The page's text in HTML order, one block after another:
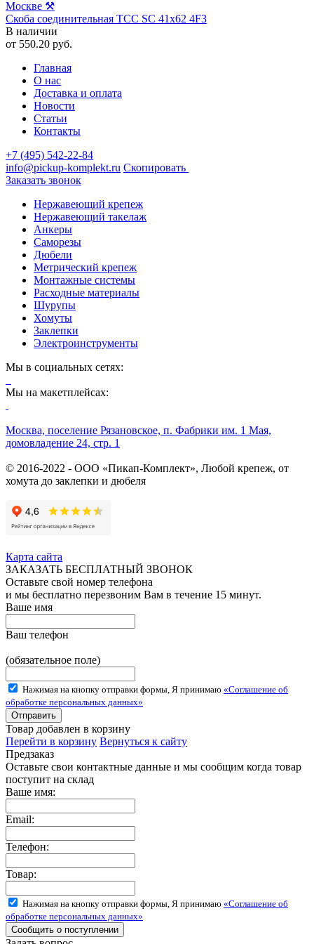
Скоба соединительная TCC SC 41х62 4F3
В наличии
от 550.20 руб.
Главная
О нас
Доставка и оплата
Новости
Статьи
Контакты
+7 (495) 542-22-84
info@pickup-komplekt.ru Скопировать
Заказать звонок
Нержавеющий крепеж
Нержавеющий такелаж
Анкеры
Саморезы
Дюбели
Метрический крепеж
Монтажные системы
Расходные материалы
Шурупы
Хомуты
Заклепки
Электроинструменты
Мы в социальных сетях:
Мы на макетплейсах:
Москва, поселение Рязановское, п. Фабрики им. 1 Мая,
домовладение 24, стр. 1
© 2016-2022 - ООО «Пикап-Комплект», Любой крепеж, от
хомута до заклепки и дюбеля
Карта сайта
ЗАКАЗАТЬ БЕСПЛАТНЫЙ ЗВОНОК
Оставьте свой номер телефона
и мы бесплатно перезвоним Вам в течение 15 минут.
Ваше имя
Ваш телефон
(обязательное поле)
Нажимая на кнопку отправки формы, Я принимаю «Соглашение об
обработке персональных данных»
Товар добавлен в корзину
Перейти в корзину Вернуться к сайту
Предзаказ
Оставьте свои контактные данные и мы сообщим когда товар
поступит на склад
Ваше имя:
Email:
Телефон:
Товар:
Нажимая на кнопку отправки формы, Я принимаю «Соглашение об
обработке персональных данных»